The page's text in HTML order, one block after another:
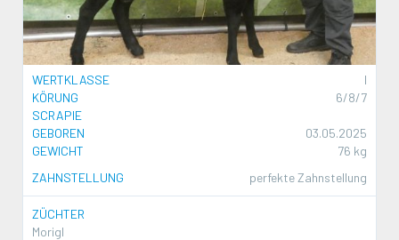
WERTKLASSE
I
KÖRUNG
6/8/7
SCRAPIE
GEBOREN
03.05.2025
GEWICHT
76 kg
ZAHNSTELLUNG
perfekte Zahnstellung
ZÜCHTER
Morigl